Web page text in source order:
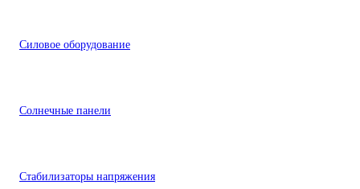
Силовое оборудование
Солнечные панели
Стабилизаторы напряжения